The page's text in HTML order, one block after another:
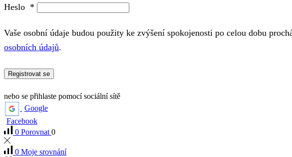
Heslo *
Vaše osobní údaje budou použity ke zvýšení spokojenosti po celou dobu
osobních údajů.
Registrovat se
nebo se přihlaste pomocí sociální sítě
Google
Facebook
0 Porovnat 0
0 Moje srovnání